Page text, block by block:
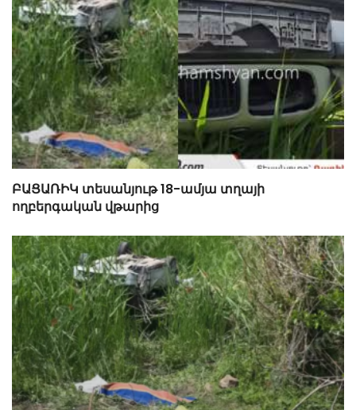
ԲԱՑԱՌԻԿ տեսանյութ 18-ամյա տղայի
ողբերգական վթարից